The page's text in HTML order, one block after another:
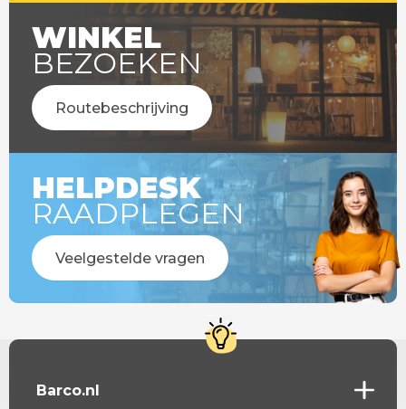
WINKEL
BEZOEKEN
Routebeschrijving
HELPDESK
RAADPLEGEN
Veelgestelde vragen
Barco.nl